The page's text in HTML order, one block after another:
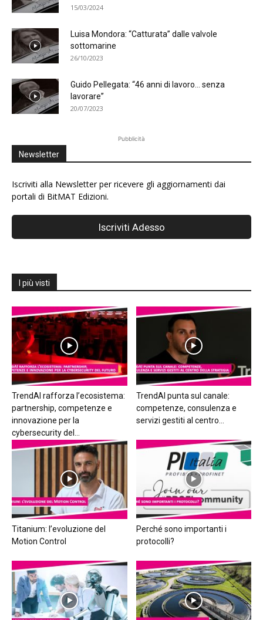
15/03/2024
Luisa Mondora: “Catturata” dalle valvole
sottomarine
26/10/2023
Guido Pellegata: “46 anni di lavoro… senza
lavorare”
20/07/2023
Pubblicità
Newsletter
Iscriviti alla Newsletter per ricevere gli aggiornamenti dai
portali di BitMAT Edizioni.
I più visti
TrendAI rafforza l’ecosistema:
partnership, competenze e
innovazione per la
cybersecurity del...
TrendAI punta sul canale:
competenze, consulenza e
servizi gestiti al centro...
Titanium: l’evoluzione del
Motion Control
Perché sono importanti i
protocolli?